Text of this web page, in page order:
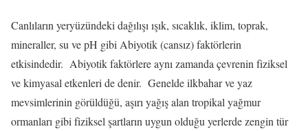
Canlıların yeryüzündeki dağılışı ışık, sıcaklık, iklim, toprak,
mineraller, su ve pH gibi Abiyotik (cansız) faktörlerin
etkisindedir. Abiyotik faktörlere aynı zamanda çevrenin fiziksel
ve kimyasal etkenleri de denir. Genelde ilkbahar ve yaz
mevsimlerinin görüldüğü, aşırı yağış alan tropikal yağmur
ormanları gibi fiziksel şartların uygun olduğu yerlerde zengin tür